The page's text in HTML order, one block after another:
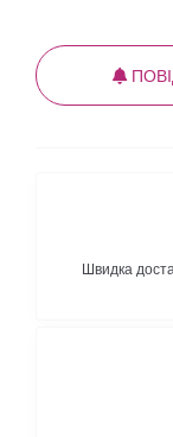
Швидка